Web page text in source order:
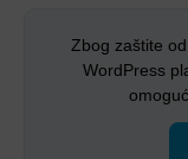
Zbog zaštite
WordPress